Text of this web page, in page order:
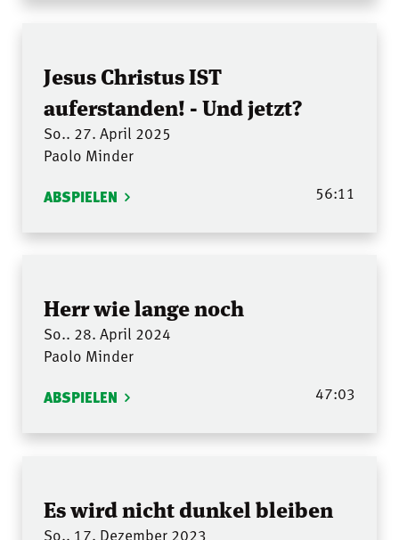
Jesus Christus IST
auferstanden! - Und jetzt?
So.. 27. April 2025
Paolo Minder
ABSPIELEN 56:11
Herr wie lange noch
So.. 28. April 2024
Paolo Minder
ABSPIELEN 47:03
Es wird nicht dunkel bleiben
So.. 17. Dezember 2023